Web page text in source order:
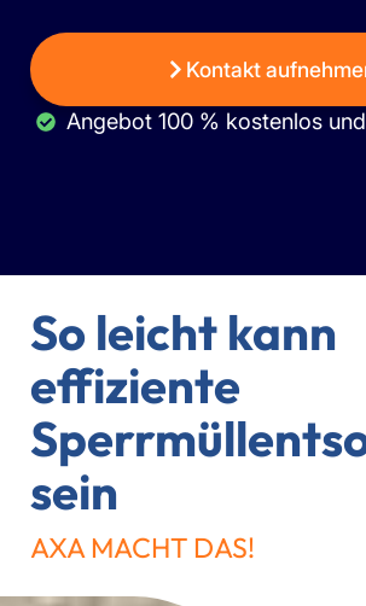
Kontakt
Angebot 100 % kostenlos
So leicht kann
effiziente
sein
AXA MACHT DAS!